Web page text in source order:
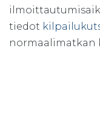
tiedot
normaalimatkan